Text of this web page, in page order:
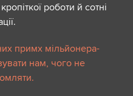
роботи й сотні
примх мільйонера-
нам, чого не